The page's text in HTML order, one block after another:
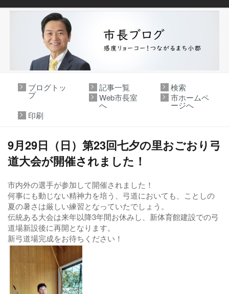
ブログトッ
プ
記事一覧
検索
Web市長室
へ
市ホームペ
ージへ
印刷
9月29日（日）第23回七夕の里おごおり弓
道大会が開催されました！
市内外の選手が参加して開催されました！
何事にも動じない精神力を培う、弓道においても、ことしの
夏の暑さは厳しい練習となっていたでしょう。
伝統ある大会は来年以降3年間お休みし、新体育館建設での弓
道場新設後に再開となります。
新弓道場完成をお待ちください！